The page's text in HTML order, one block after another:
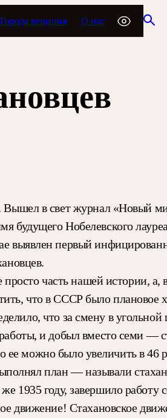
Города вещания О нас
Вышел в свет журнал «Новый
будущего Нобелевского
выявлен первый
часть нашей истории, а,
что в СССР было плановое
что за смену в угольной
и добыл вместо семи —
ее можно было увеличить в 46
план — называли
1935 году, завершило работу
движение! Стахановское